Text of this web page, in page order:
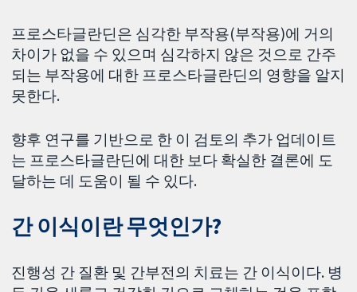
프로스타글란딘은 심각한 부작용(부작용)에 거의
차이가 없을 수 있으며 심각하지 않은 것으로 간주
되는 부작용에 대한 프로스타글란딘의 영향을 알지
못한다.
향후 연구를 기반으로 한 이 검토의 추가 업데이트
는 프로스타글란딘에 대한 보다 확실한 결론에 도
달하는 데 도움이 될 수 있다.
간 이식이란 무엇인가?
진행성 간 질환 및 간부전의 치료는 간 이식이다. 병